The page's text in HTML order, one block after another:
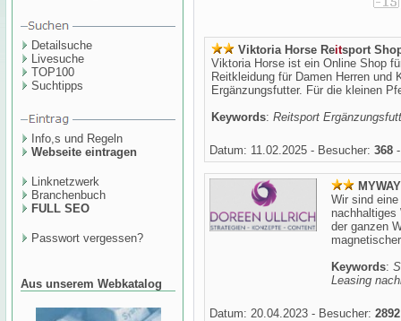
Detailsuche
Livesuche
TOP100
Suchtipps
Info,s und Regeln
Webseite eintragen
Linknetzwerk
Branchenbuch
FULL SEO
Passwort vergessen?
Aus unserem Webkatalog
Viktoria Horse Reitsport
Viktoria Horse ist ein Online Shop
Reitkleidung für Damen Herren und
Ergänzungsfutter. Für die kleinen
Keywords: Reitsport
Datum: 11.02.2025 - Besucher: 368
Wir sind
nachhaltiges
der ganzen
Keywords:
Leasing
Datum: 20.04.2023 - Besucher: 2892